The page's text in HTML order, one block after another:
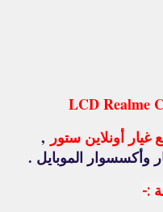
LCD Realme
غيار أونلاين ستور ,
الموبايل .
:-